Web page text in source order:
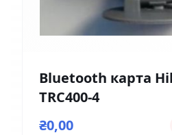
Bluetooth карта
TRC400-4
₴0,00